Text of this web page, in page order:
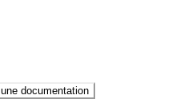
documentation